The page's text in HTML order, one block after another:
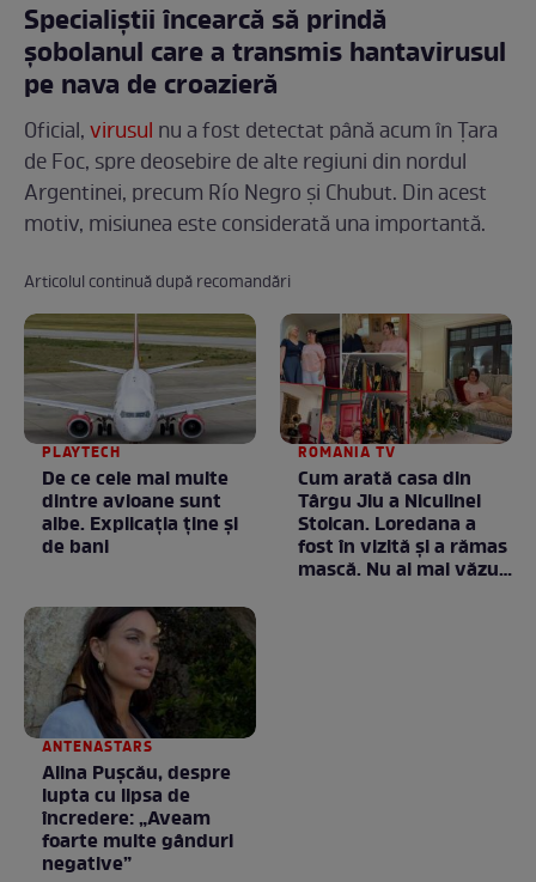
Specialiștii încearcă să prindă
șobolanul care a transmis hantavirusul
pe nava de croazieră
Oficial,virusul nu a fost detectat până acum în Țara
de Foc, spre deosebire de alte regiuni din nordul
Argentinei, precum Río Negro și Chubut. Din acest
motiv, misiunea este considerată una importantă.
Articolul continuă după recomandări
PLAYTECH
De ce cele mai multe
dintre avioane sunt
albe. Explicația ține și
de bani
ROMANIA TV
Cum arată casa din
Târgu Jiu a Niculinei
Stoican. Loredana a
fost în vizită și a rămas
mască. Nu ai mai văzut
ANTENASTARS
Alina Pușcău, despre
lupta cu lipsa de
încredere: „Aveam
foarte multe gânduri
negative”